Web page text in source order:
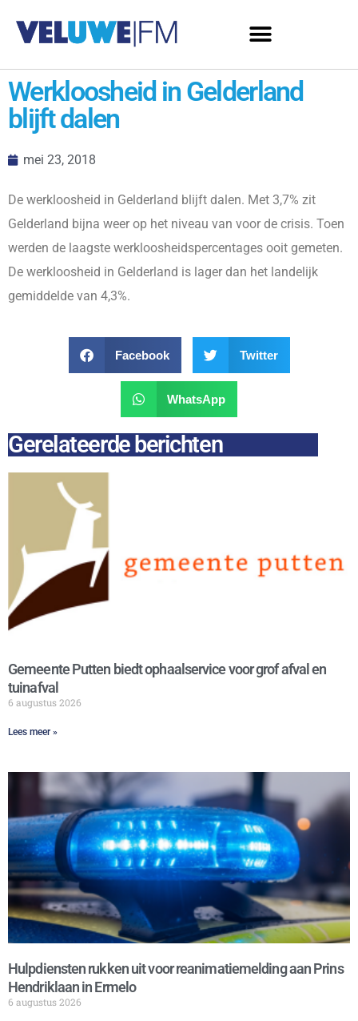
Werkloosheid in Gelderland
blijft dalen
mei 23, 2018
De werkloosheid in Gelderland blijft dalen. Met 3,7% zit
Gelderland bijna weer op het niveau van voor de crisis. Toen
werden de laagste werkloosheidspercentages ooit gemeten.
De werkloosheid in Gelderland is lager dan het landelijk
gemiddelde van 4,3%.
Facebook Twitter
WhatsApp
Gerelateerde berichten
Gemeente Putten biedt ophaalservice voor grof afval en
tuinafval
6 augustus 2026
Lees meer »
Hulpdiensten rukken uit voor reanimatiemelding aan Prins
Hendriklaan in Ermelo
6 augustus 2026